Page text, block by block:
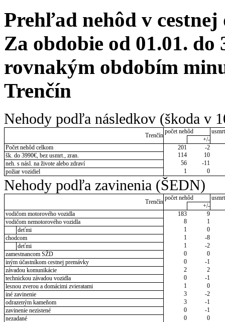
Prehľad nehôd v cestnej
Za obdobie od 01.01. do
rovnakým obdobím
Trenčín
Nehody podľa následkov (škoda v
Trenčín
počet nehôd
+/-
Počet nehôd celkom
201
-2
šk. do 3990€, bez usmrt., zran.
114
10
neh. s násl. na živote alebo zdraví
56
-11
požiar vozidiel
1 0
Nehody podľa zavinenia (ŠEDN)
Trenčín
počet nehôd
+/-
vodičom motorového vozidla
183
9
vodičom nemotorového vozidla
8
1
deťmi
1
0
chodcom
1
-8
deťmi
1
-2
zamestnancom SŽD
0
0
iným účastníkom cestnej premávky
0
-1
závadou komunikácie
2
2
technickou závadou vozidla
0
-1
lesnou zverou a domácimi zvieratami
1
0
iné zavinenie
3
-2
odrazeným kameňom
3
-1
zavinenie nezistené
0
-1
nezadané
0 0